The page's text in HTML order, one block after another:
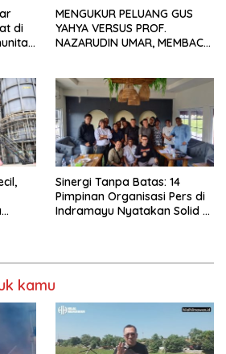
di
MENGUKUR PELUANG GUS
YAHYA VERSUS PROF.
NAZARUDIN UMAR, MEMBACA
Sinergi Tanpa Batas: 14
Pimpinan Organisasi Pers di
Indramayu Nyatakan Solid di
kamu